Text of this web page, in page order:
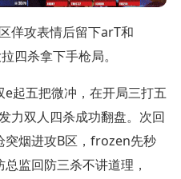
佯攻表情后留下arT和
四杀拿下手枪局。
起五把微冲，在开局三打五
力双人四杀成功翻盘。次回
突烟进攻B区，frozen先秒
监回防三杀不讲道理，